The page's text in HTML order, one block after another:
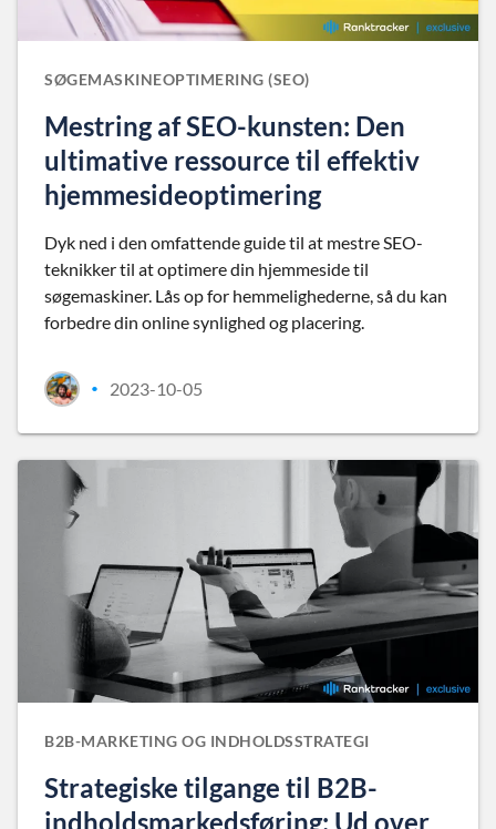
SØGEMASKINEOPTIMERING (SEO)
Mestring af SEO-kunsten: Den
ultimative ressource til effektiv
hjemmesideoptimering
Dyk ned i den omfattende guide til at mestre SEO-
teknikker til at optimere din hjemmeside til
søgemaskiner. Lås op for hemmelighederne, så du kan
forbedre din online synlighed og placering.
• 2023-10-05
B2B-MARKETING OG INDHOLDSSTRATEGI
Strategiske tilgange til B2B-
indholdsmarkedsføring: Ud over